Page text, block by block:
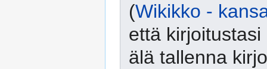
(Wikikko -
että
älä tallenna